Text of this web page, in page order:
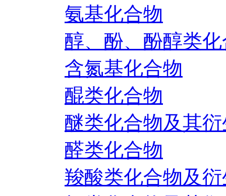
氨基化合物
醇、酚、酚醇类
含氮基化合物
醌类化合物
醚类化合物及其
醛类化合物
羧酸类化合物及